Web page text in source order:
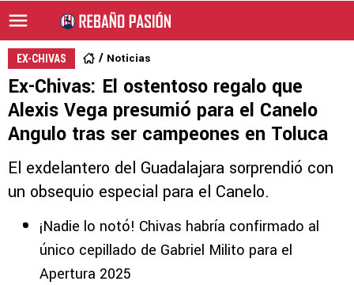
EX-CHIVAS Noticias
Ex-Chivas: El ostentoso regalo que
Alexis Vega presumió para el Canelo
Angulo tras ser campeones en Toluca
El exdelantero del Guadalajara sorprendió con
un obsequio especial para el Canelo.
¡Nadie lo notó! Chivas habría confirmado al
único cepillado de Gabriel Milito para el
Apertura 2025